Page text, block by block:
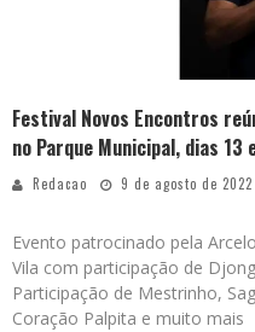
Festival Novos Encontros
no Parque Municipal, dias 13
Redacao 9 de agosto de 2022
Evento patrocinado pela
Vila com participação de
Participação de Mestrinho,
Coração Palpita e muito mais